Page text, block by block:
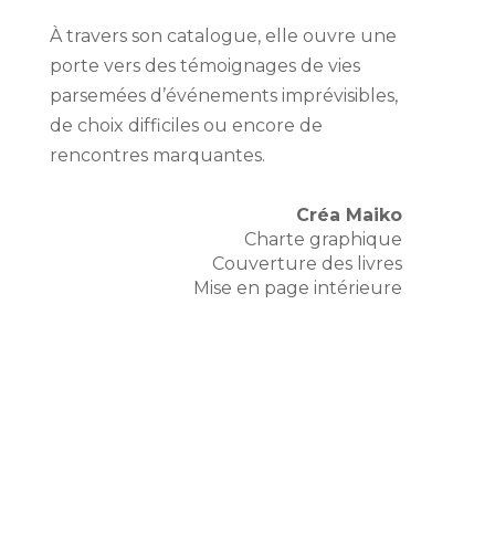
À travers son catalogue, elle ouvre une
porte vers des témoignages de vies
parsemées d’événements imprévisibles,
de choix difficiles ou encore de
rencontres marquantes.
Créa Maiko
Charte graphique
Couverture des livres
Mise en page intérieure